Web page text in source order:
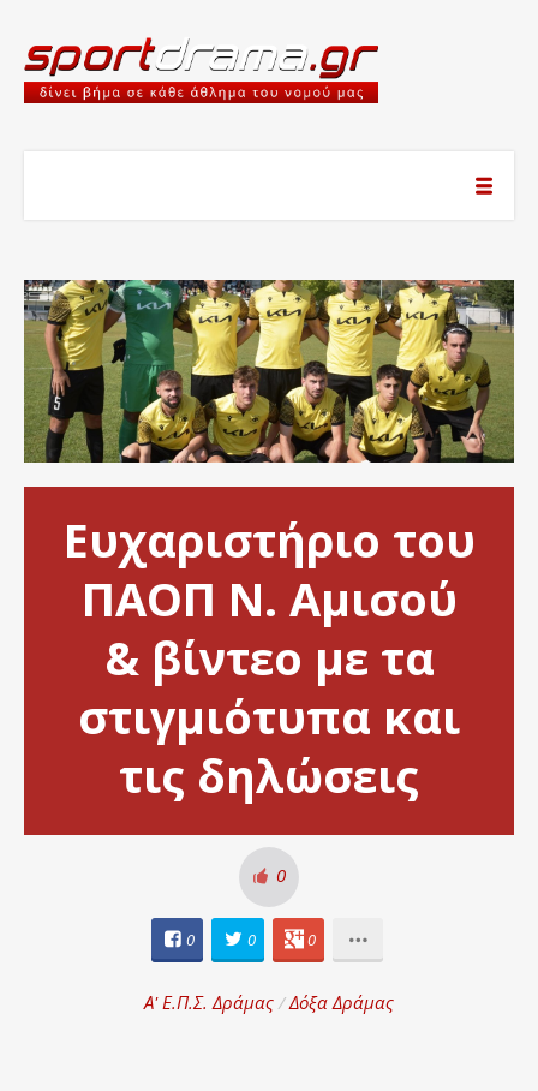
Ευχαριστήριο του
ΠΑΟΠ Ν. Αμισού
& βίντεο με τα
στιγμιότυπα και
τις δηλώσεις
0
0 0 0
Α' Ε.Π.Σ. Δράμας /Δόξα Δράμας